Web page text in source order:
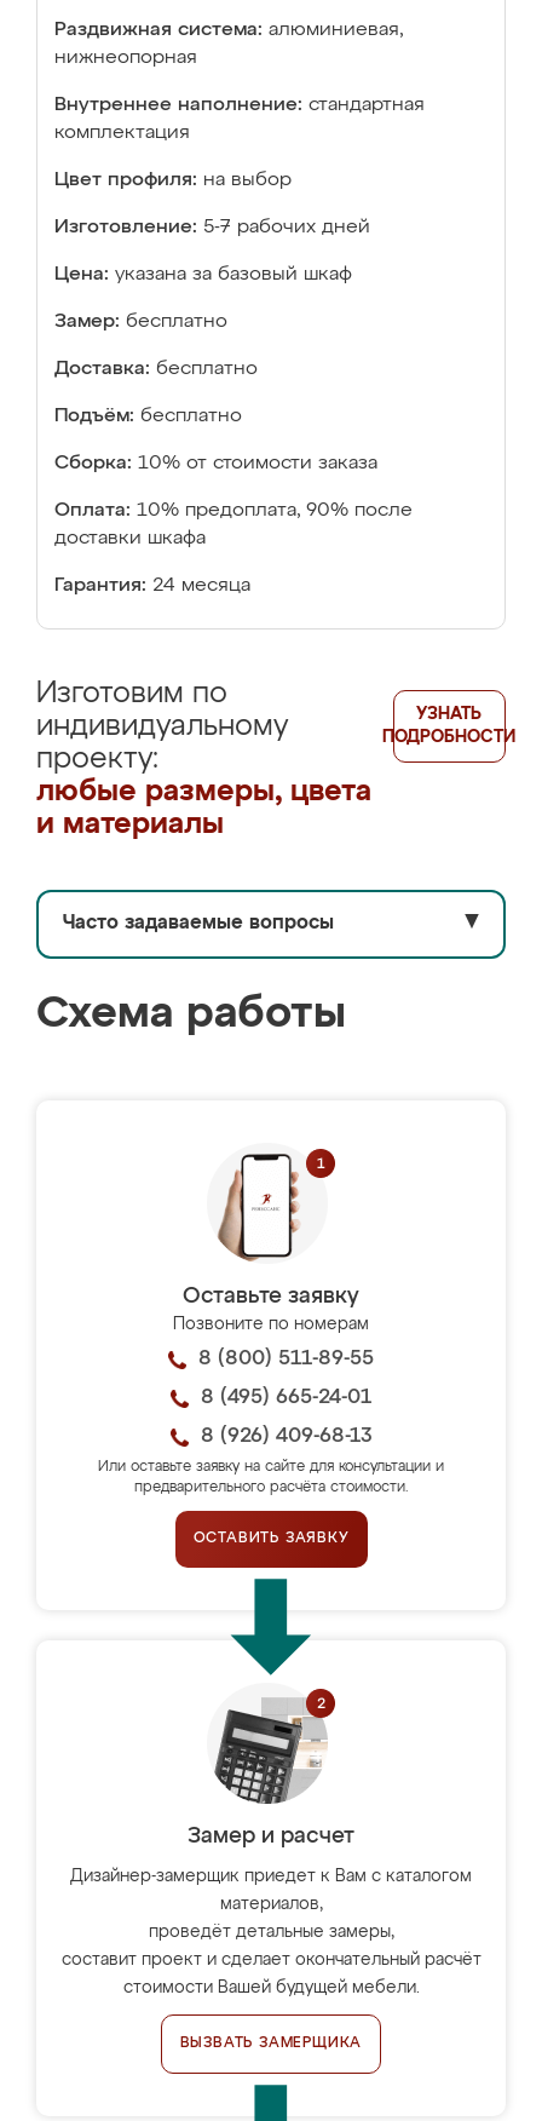
Раздвижная система: алюминиевая,
нижнеопорная
Внутреннее наполнение: стандартная
комплектация
Цвет профиля: на выбор
Изготовление: 5-7 рабочих дней
Цена: указана за базовый шкаф
Замер: бесплатно
Доставка: бесплатно
Подъём: бесплатно
Сборка: 10% от стоимости заказа
Оплата: 10% предоплата, 90% после
доставки шкафа
Гарантия: 24 месяца
Изготовим по
индивидуальному
проекту:
любые размеры, цвета
и материалы
УЗНАТЬ
ПОДРОБНОСТИ
Часто задаваемые вопросы ▼
Схема работы
Оставьте заявку
Позвоните по номерам
8 (800) 511-89-55
8 (495) 665-24-01
8 (926) 409-68-13
Или оставьте заявку на сайте для консультации и
предварительного расчёта стоимости.
ОСТАВИТЬ ЗАЯВКУ
Замер и расчет
Дизайнер-замерщик приедет к Вам с каталогом
материалов,
проведёт детальные замеры,
составит проект и сделает окончательный расчёт
стоимости Вашей будущей мебели.
ВЫЗВАТЬ ЗАМЕРЩИКА